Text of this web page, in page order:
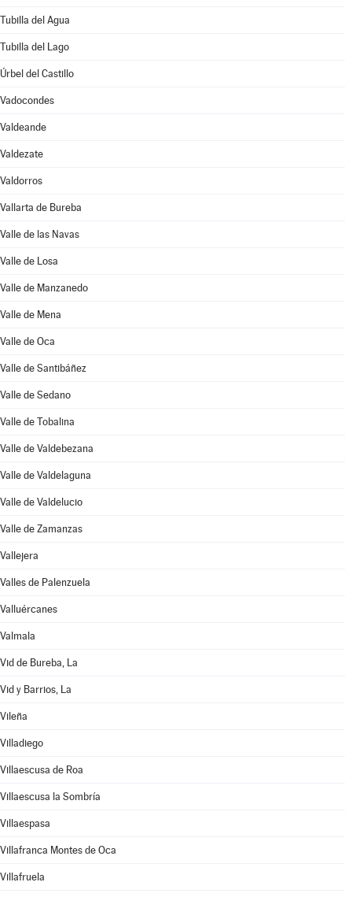
Tubilla del Agua
Tubilla del Lago
Úrbel del Castillo
Vadocondes
Valdeande
Valdezate
Valdorros
Vallarta de Bureba
Valle de las Navas
Valle de Losa
Valle de Manzanedo
Valle de Mena
Valle de Oca
Valle de Santibáñez
Valle de Sedano
Valle de Tobalina
Valle de Valdebezana
Valle de Valdelaguna
Valle de Valdelucio
Valle de Zamanzas
Vallejera
Valles de Palenzuela
Valluércanes
Valmala
Vid de Bureba, La
Vid y Barrios, La
Vileña
Villadiego
Villaescusa de Roa
Villaescusa la Sombría
Villaespasa
Villafranca Montes de Oca
Villafruela